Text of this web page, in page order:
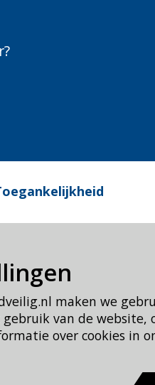
maken we
van de website,
over cookies in